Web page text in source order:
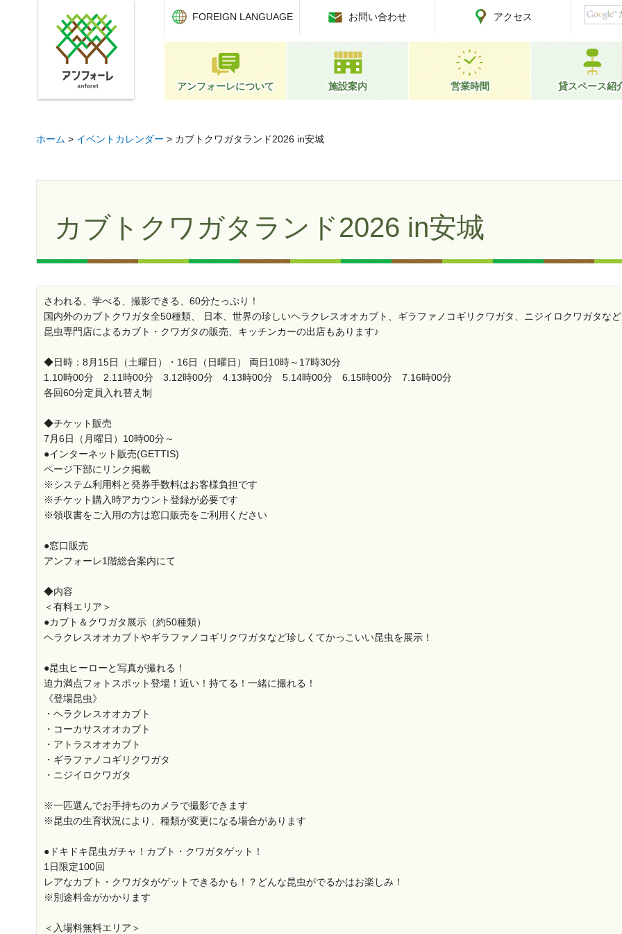
アンフォーレ
FOREIGN LANGUAGE
お問い合わせ アクセス
アンフォーレについて 施設案内 営業時間 貸スペース紹
ホーム > イベントカレンダー > カブトクワガタランド2026 in安城
カブトクワガタランド2026 in安城
さわれる、学べる、撮影できる、60分たっぷり！
国内外のカブトクワガタ全50種類、 日本、世界の珍しいヘラクレスオオカブト、ギラファノコギリクワガタ、ニジイロクワガタな
昆虫専門店によるカブト・クワガタの販売、キッチンカーの出店もあります♪
◆日時：8月15日（土曜日）・16日（日曜日） 両日10時～17時30分
1.10時00分 2.11時00分 3.12時00分 4.13時00分 5.14時00分 6.15時00分 7.16時00分
各回60分定員入れ替え制
◆チケット販売
7月6日（月曜日）10時00分～
●インターネット販売(GETTIS)
ページ下部にリンク掲載
※システム利用料と発券手数料はお客様負担です
※チケット購入時アカウント登録が必要です
※領収書をご入用の方は窓口販売をご利用ください
●窓口販売
アンフォーレ1階総合案内にて
◆内容
＜有料エリア＞
●カブト＆クワガタ展示（約50種類）
ヘラクレスオオカブトやギラファノコギリクワガタなど珍しくてかっこいい昆虫を展示！
●昆虫ヒーローと写真が撮れる！
迫力満点フォトスポット登場！近い！持てる！一緒に撮れる！
《登場昆虫》
・ヘラクレスオオカブト
・コーカサスオオカブト
・アトラスオオカブト
・ギラファノコギリクワガタ
・ニジイロクワガタ
※一匹選んでお手持ちのカメラで撮影できます
※昆虫の生育状況により、種類が変更になる場合があります
●ドキドキ昆虫ガチャ！カブト・クワガタゲット！
1日限定100回
レアなカブト・クワガタがゲットできるかも！？どんな昆虫がでるかはお楽しみ！
※別途料金がかかります
＜入場料無料エリア＞